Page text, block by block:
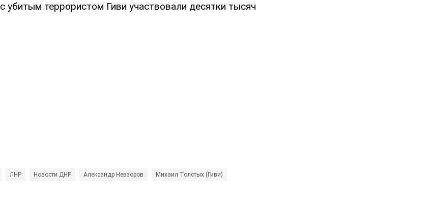
с убитым террористом Гиви участвовали десятки тысяч
ЛНР Новости ДНР Александр Невзоров Михаил Толстых (Гиви)